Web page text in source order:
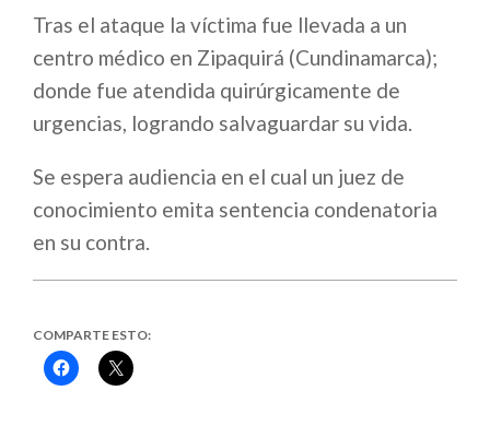
Tras el ataque la víctima fue llevada a un
centro médico en Zipaquirá (Cundinamarca);
donde fue atendida quirúrgicamente de
urgencias, logrando salvaguardar su vida.
Se espera audiencia en el cual un juez de
conocimiento emita sentencia condenatoria
en su contra.
COMPARTE ESTO:
Haz
clic
Haz
clic